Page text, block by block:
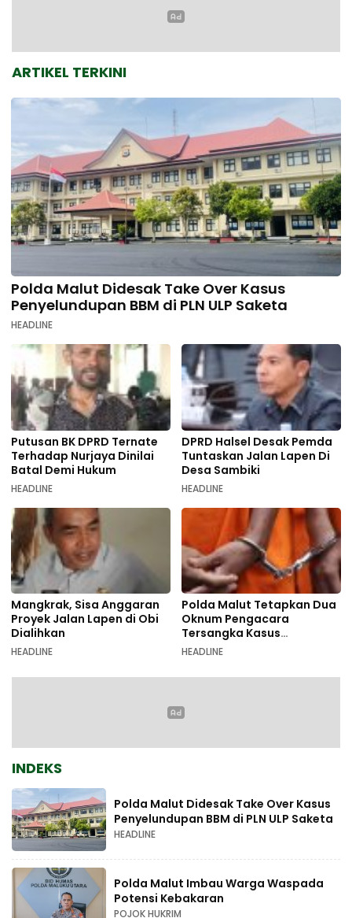
ARTIKEL TERKINI
Polda Malut Didesak Take Over Kasus
Penyelundupan BBM di PLN ULP Saketa
HEADLINE
Putusan BK DPRD Ternate
Terhadap Nurjaya Dinilai
Batal Demi Hukum
HEADLINE
DPRD Halsel Desak Pemda
Tuntaskan Jalan Lapen Di
Desa Sambiki
HEADLINE
Mangkrak, Sisa Anggaran
Proyek Jalan Lapen di Obi
Dialihkan
HEADLINE
Polda Malut Tetapkan Dua
Oknum Pengacara
Tersangka Kasus
Pemalsuan Dokumen
HEADLINE
INDEKS
Polda Malut Didesak Take Over Kasus
Penyelundupan BBM di PLN ULP Saketa
HEADLINE
Polda Malut Imbau Warga Waspada
Potensi Kebakaran
POJOK HUKRIM